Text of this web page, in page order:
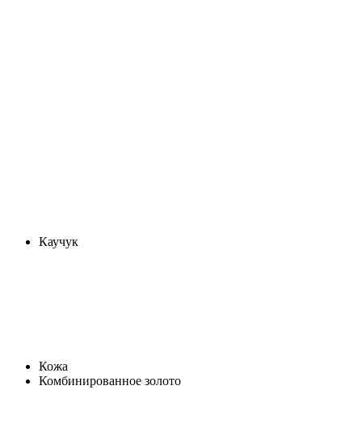
Каучук
Кожа
Комбинированное золото